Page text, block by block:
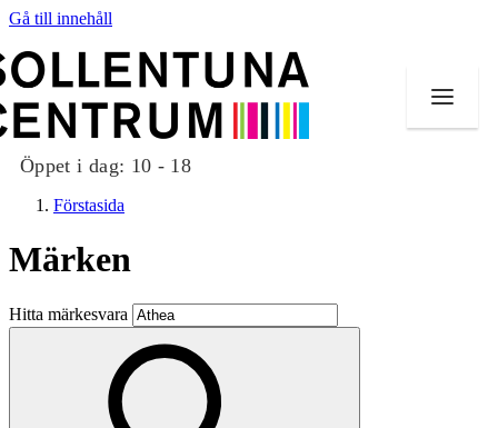
Gå till innehåll
Öppet i dag: 10 - 18
Butiker
Mat och dryck
Evenemang
Förstasida
Märken
Hitta märkesvara